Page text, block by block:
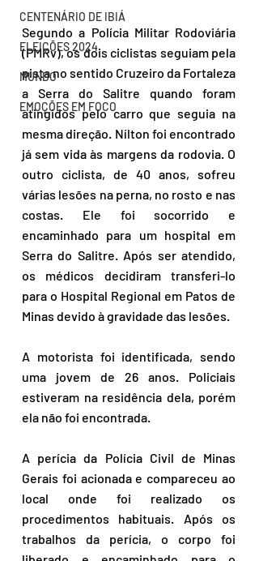
CENTENÁRIO DE IBIÁ
ELEIÇÕES 2024
MUNDO
EMOÇÕES EM FOCO
Segundo a Polícia Militar Rodoviária
(PMRv), os dois ciclistas seguiam pela
pista no sentido Cruzeiro da Fortaleza
a Serra do Salitre quando foram
atingidos pelo carro que seguia na
mesma direção. Nílton foi encontrado
já sem vida às margens da rodovia. O
outro ciclista, de 40 anos, sofreu
várias lesões na perna, no rosto e nas
costas. Ele foi socorrido e
encaminhado para um hospital em
Serra do Salitre. Após ser atendido,
os médicos decidiram transferi-lo
para o Hospital Regional em Patos de
Minas devido à gravidade das lesões.
A motorista foi identificada, sendo
uma jovem de 26 anos. Policiais
estiveram na residência dela, porém
ela não foi encontrada.
A perícia da Polícia Civil de Minas
Gerais foi acionada e compareceu ao
local onde foi realizado os
procedimentos habituais. Após os
trabalhos da perícia, o corpo foi